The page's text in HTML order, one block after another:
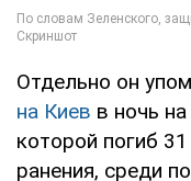
Отдельно он
на Киев в ночь
которой погиб
ранения, среди